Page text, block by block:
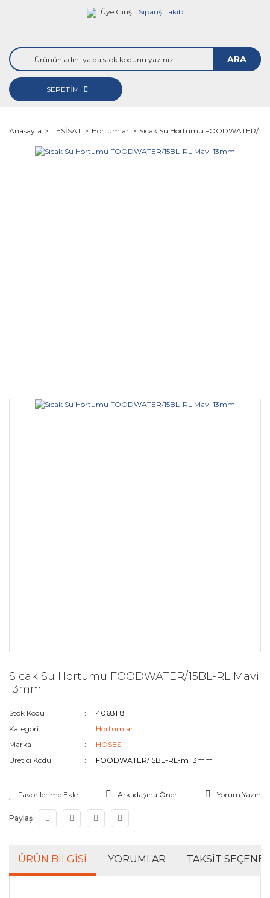
Üye Girişi Sipariş Takibi
ARA
SEPETİM
Anasayfa TESİSAT Hortumlar Sıcak Su Hortumu FOODWATER/
Sıcak Su Hortumu FOODWATER/15BL-RL Mavi
13mm
Stok Kodu
4068118
Kategori
Hortumlar
Marka
HOSES
Üretici Kodu
FOODWATER/15BL-RL-m 13mm
Arkadaşına Öner Yorum Yazın
Paylaş
ÜRÜN BILGISI YORUMLAR TAKSIT